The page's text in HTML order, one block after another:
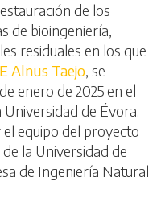
de los
de bioingeniería,
residuales en los que
Alnus Taejo, se
enero de 2025 en el
de Évora.
equipo del proyecto
la Universidad de
de Ingeniería Natural